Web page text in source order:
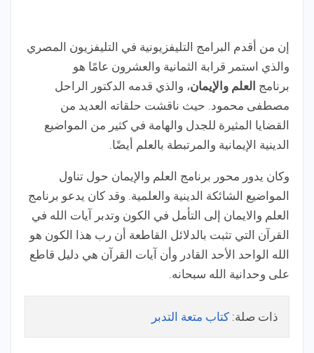
إن من أقدم البرامج التليفزيونية في التليفزيون المصري
والذي استمر قرابة الثمانية والعشرون عامًا هو
برنامج العلم والإيمان، والذي قدمه الدكتور الراحل
مصطفى محمود. حيث ناقشت حلقاته العديد من
القضايا المثيرة للجدل والهامة في كثير من المواضيع
الدينية الإيمانية والمرتبطة بالعلم أيضًا.
وكان يدور محور برنامج العلم والإيمان حول تناول
المواضيع الشائكة الدينية والعلمية. وقد كان يدعو برنامج
العلم والايمان إلى التأمل في الكون وتدبر آيات الله في
القرآن التي تثبت بالدلائل القاطعة أن رب هذا الكون هو
الله الواحد الأحد القادر وأن آيات القرآن هي دليل قاطع
على وحدانية الله سبحانه.
ذات صلة: كتاب متعة التدبر